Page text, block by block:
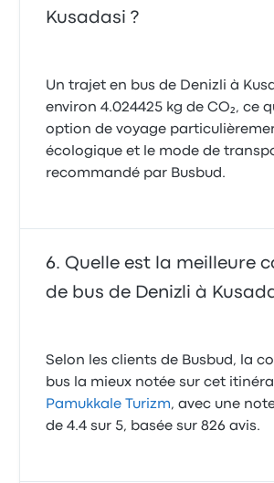
Kusadasi ?
Un trajet en bus de Denizli à
environ 4.024425 kg de CO₂, ce
option de voyage
écologique et le mode de
recommandé par Busbud.
Quelle est la meilleure
de bus de Denizli à
Selon les clients de Busbud, la
bus la mieux notée sur cet
Pamukkale Turizm, avec une
de 4.4 sur 5, basée sur 826 avis.